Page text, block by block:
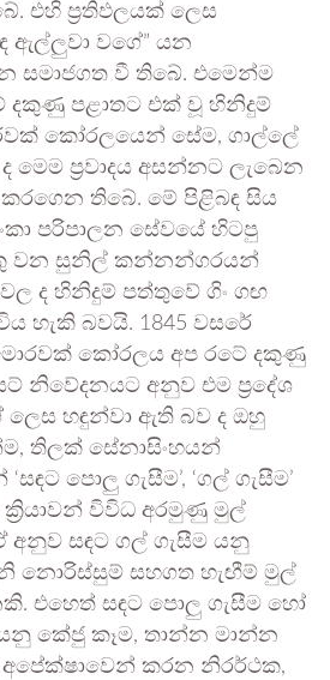
එහි ප්‍රතිඵලයක් ලෙස
ඇල්ලුවා වගේ” යන
සමාජගත වී තිබේ. එමෙන්ම
දකුණු පළාතට එක් වූ හිනිදුම්
කෝරලයෙන් සේම, ගාල්ලේ
මෙම ප්‍රවාදය අසන්නට ලැබෙන
තිබේ. මේ පිළිබඳ සිය
පරිපාලන සේවයේ හිටපු
වන සුනිල් කන්නන්ගරයන්
ද හිනිදුම් පත්තුවේ ගිං ගඟ
හැකි බවයි. 1845 වසරේ
කෝරලය අප රටේ දකුණු
නිවේදනයට අනුව එම ප්‍රදේශ
ලෙස හඳුන්වා ඇති බව ද ඔහු
තිලක් සේනාසිංහයන්
පොලු ගැසීම’, ‘ගල් ගැසීම’
ක්‍රියාවන් විවිධ අරමුණු මුල්
අනුව සඳට ගල් ගැසීම යනු
නොරිස්සුම් සහගත හැඟීම් මුල්
එහෙත් සඳට පොලු ගැසීම හෝ
කේජු කෑම, තාන්න මාන්න
අපේක්ෂාවෙන් කරන නිරර්ථක,